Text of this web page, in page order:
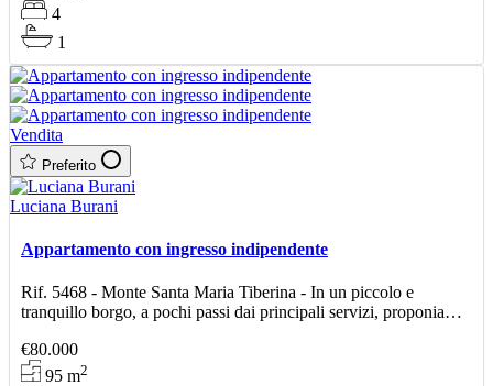
4
1
Vendita
Preferito
Luciana Burani
Appartamento con ingresso indipendente
Rif. 5468 - Monte Santa Maria Tiberina - In un piccolo e
tranquillo borgo, a pochi passi dai principali servizi, proponiamo
€80.000
95m2